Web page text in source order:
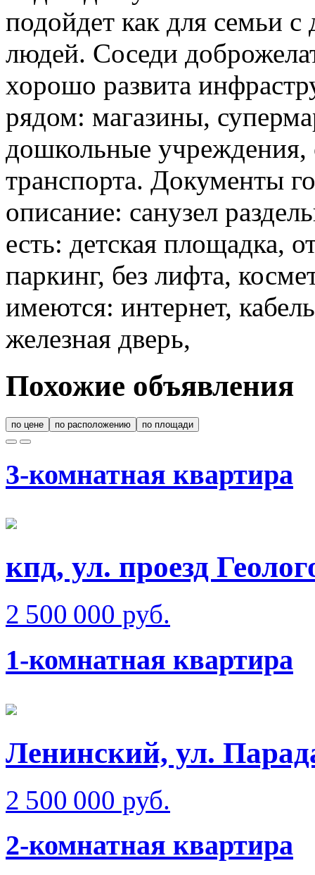
подойдет как для семьи
людей. Соседи
хорошо развита
рядом: магазины,
дошкольные учреждения,
транспорта. Документы
описание: санузел
есть: детская площадка,
паркинг, без лифта,
имеются: интернет,
железная дверь,
Похожие объявления
по цене по расположению по площади
3-комнатная квартира
кпд, ул. проезд
2 500 000 руб.
1-комнатная квартира
Ленинский, ул.
2 500 000 руб.
2-комнатная квартира